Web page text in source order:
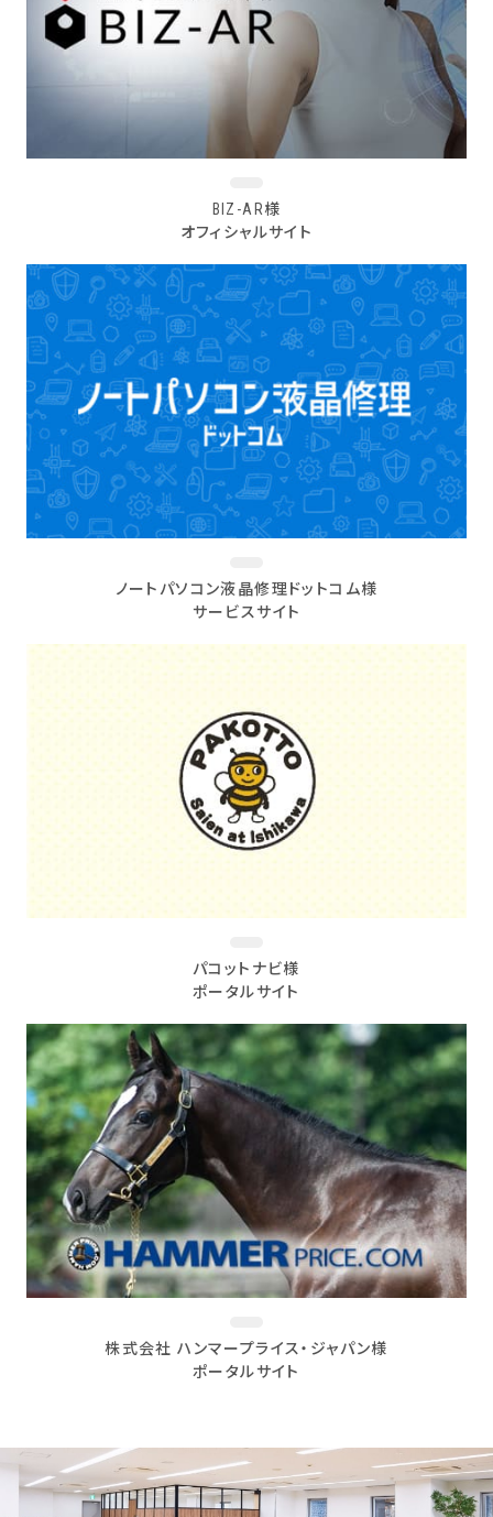
BIZ-AR様
オフィシャルサイト
ノートパソコン液晶修理ドットコム様
サービスサイト
パコットナビ様
ポータルサイト
株式会社 ハンマープライス・ジャパン様
ポータルサイト